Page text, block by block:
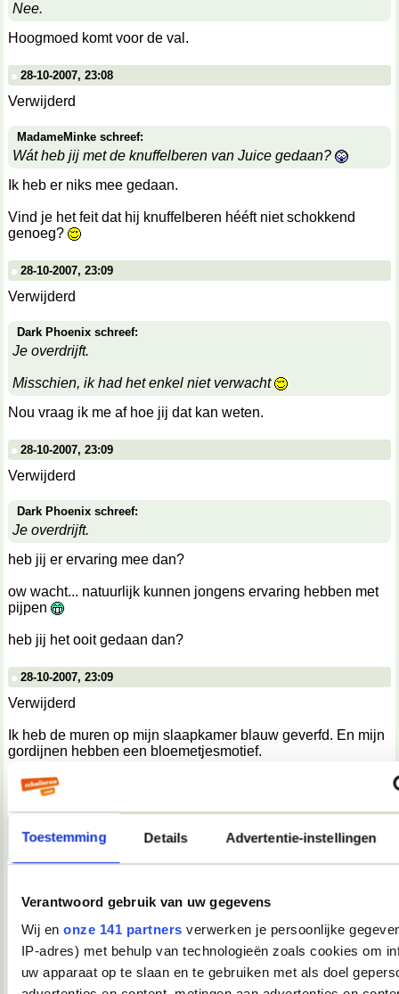
Toestemming Details Advertentie-instellingen
Verantwoord gebruik van uw gegevens
Wij en onze 141 partners verwerken je persoonlijke
IP-adres) met behulp van technologieën zoals cookies om
uw apparaat op te slaan en te gebruiken met als doel
Nee.
Hoogmoed komt voor de val.
28-10-2007, 23:08
Verwijderd
MadameMinke schreef:
Wát heb jij met de knuffelberen van Juice gedaan?
Ik heb er niks mee gedaan.
Vind je het feit dat hij knuffelberen hééft niet schokkend
genoeg?
28-10-2007, 23:09
Verwijderd
Dark Phoenix schreef:
Je overdrijft.
Misschien, ik had het enkel niet verwacht
Nou vraag ik me af hoe jij dat kan weten.
28-10-2007, 23:09
Verwijderd
Dark Phoenix schreef:
Je overdrijft.
heb jij er ervaring mee dan?
ow wacht... natuurlijk kunnen jongens ervaring hebben met
pijpen
heb jij het ooit gedaan dan?
28-10-2007, 23:09
Verwijderd
Ik heb de muren op mijn slaapkamer blauw geverfd. En mijn
gordijnen hebben een bloemetjesmotief.
28-10-2007, 23:09
Verwijderd
Ik vind dat Juice dat best mag.
Ik heb twee nijlpaardknuffels. Maar die liggen niet in mijn
En de kleinste (en oudste) heet Vasicons, die naam heb ik
bedacht toen ik 1 was.
28-10-2007, 23:09
PixelDansje